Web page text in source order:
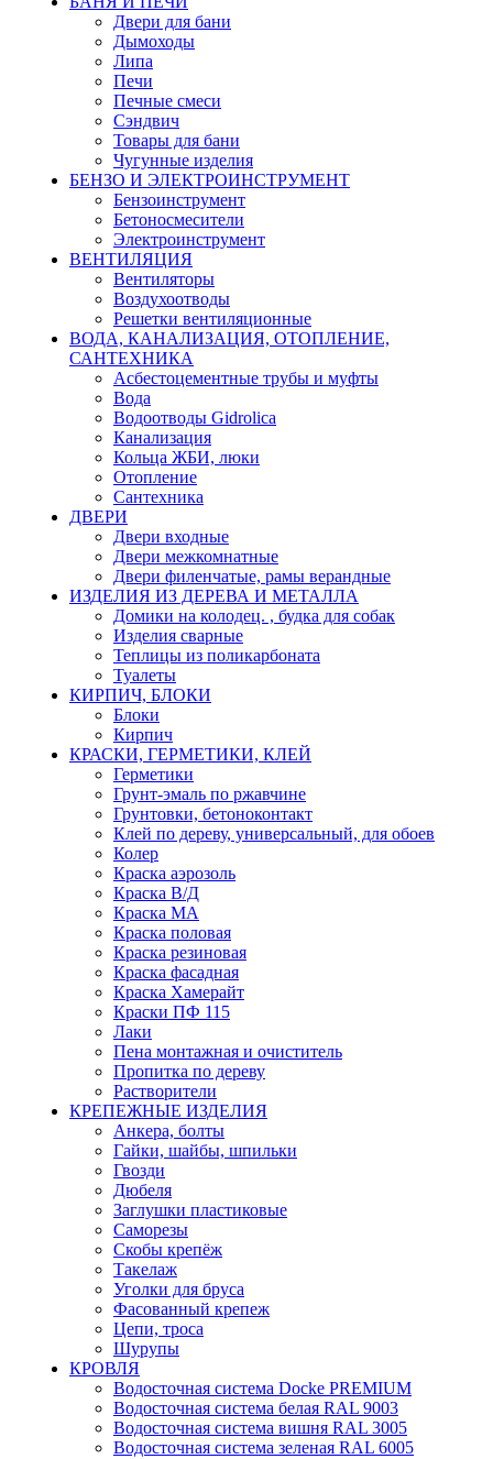
Двери для бани
Дымоходы
Липа
Печи
Печные смеси
Сэндвич
Товары для бани
Чугунные изделия
БЕНЗО И ЭЛЕКТРОИНСТРУМЕНТ
Бензоинструмент
Бетоносмесители
Электроинструмент
ВЕНТИЛЯЦИЯ
Вентиляторы
Воздухоотводы
Решетки вентиляционные
ВОДА, КАНАЛИЗАЦИЯ, ОТОПЛЕНИЕ,
САНТЕХНИКА
Асбестоцементные трубы и муфты
Вода
Водоотводы Gidrolica
Канализация
Кольца ЖБИ, люки
Отопление
Сантехника
ДВЕРИ
Двери входные
Двери межкомнатные
Двери филенчатые, рамы верандные
ИЗДЕЛИЯ ИЗ ДЕРЕВА И МЕТАЛЛА
Домики на колодец. , будка для собак
Изделия сварные
Теплицы из поликарбоната
Туалеты
КИРПИЧ, БЛОКИ
Блоки
Кирпич
КРАСКИ, ГЕРМЕТИКИ, КЛЕЙ
Герметики
Грунт-эмаль по ржавчине
Грунтовки, бетоноконтакт
Клей по дереву, универсальный, для обоев
Колер
Краска аэрозоль
Краска В/Д
Краска МА
Краска половая
Краска резиновая
Краска фасадная
Краска Хамерайт
Краски ПФ 115
Лаки
Пена монтажная и очиститель
Пропитка по дереву
Растворители
КРЕПЕЖНЫЕ ИЗДЕЛИЯ
Анкера, болты
Гайки, шайбы, шпильки
Гвозди
Дюбеля
Заглушки пластиковые
Саморезы
Скобы крепёж
Такелаж
Уголки для бруса
Фасованный крепеж
Цепи, троса
Шурупы
КРОВЛЯ
Водосточная система Docke PREMIUM
Водосточная система белая RAL 9003
Водосточная система вишня RAL 3005
Водосточная система зеленая RAL 6005